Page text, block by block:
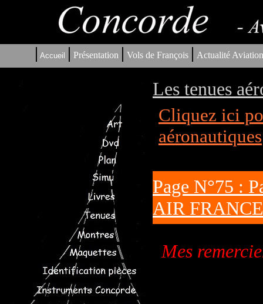
| Accueil | Présentation | Vols de François | Actualité
Les tenues
Cliquez ici
aéronautiques
Page N°75 :
AIR FRANCE
Mes